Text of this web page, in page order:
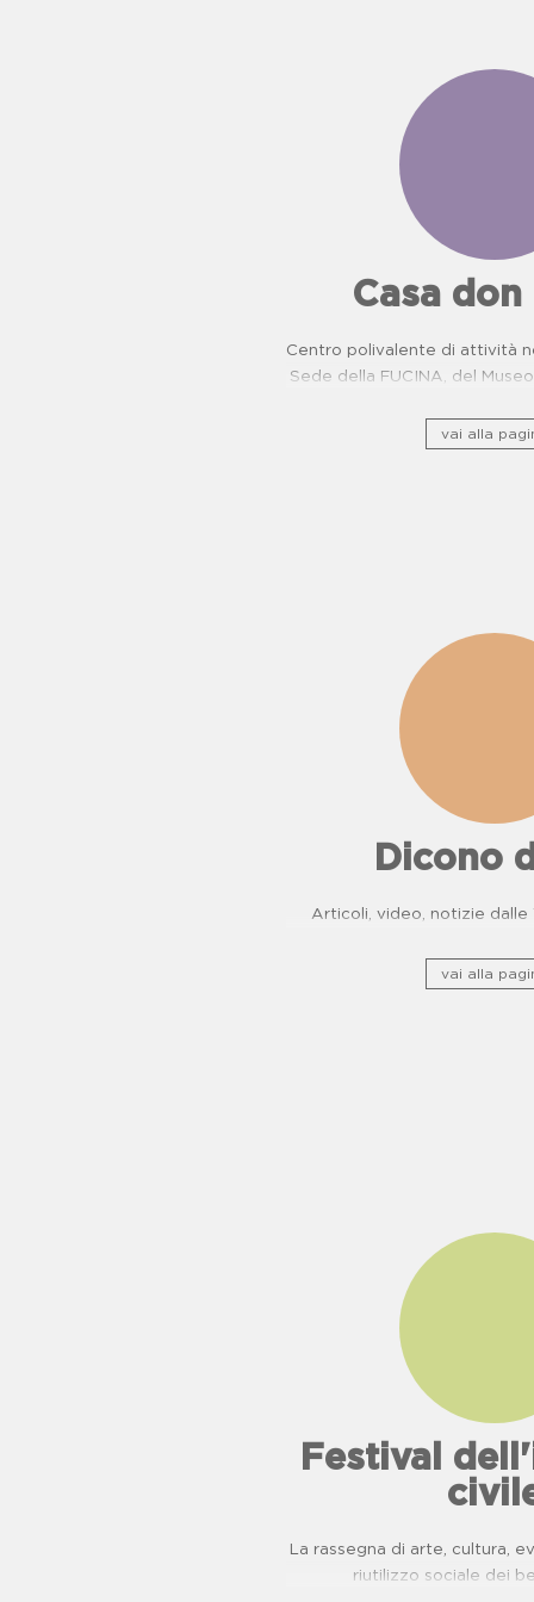
Casa don
Centro polivalente di attività
Sede della FUCINA, del
Oncologiche. Proposte
vai alla
Dicono
Articoli, video, notizie dalle
vai alla
Festival
La rassegna di arte, cultura,
riutilizzo sociale dei